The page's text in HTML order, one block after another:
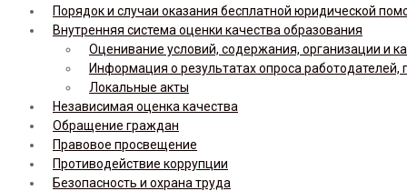
Порядок и случаи оказания бесплатной юридической
Внутренняя система оценки качества образования
Оценивание условий, содержания, организации и
Информация о результатах опроса
Локальные акты
Независимая оценка качества
Обращение граждан
Правовое просвещение
Противодействие коррупции
Безопасность и охрана труда